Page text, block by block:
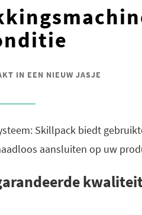
IN EEN NIEUW JASJE
Skillpack biedt
aansluiten op uw